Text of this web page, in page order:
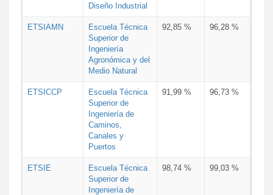
Diseño Industrial
ETSIAMN
Escuela Técnica
Superior de
Ingeniería
Agronómica y del
Medio Natural
92,85 % 96,28 %
ETSICCP
Escuela Técnica
Superior de
Ingeniería de
Caminos,
Canales y
Puertos
91,99 % 96,73 %
ETSIE
Escuela Técnica
Superior de
Ingeniería de
98,74 % 99,03 %